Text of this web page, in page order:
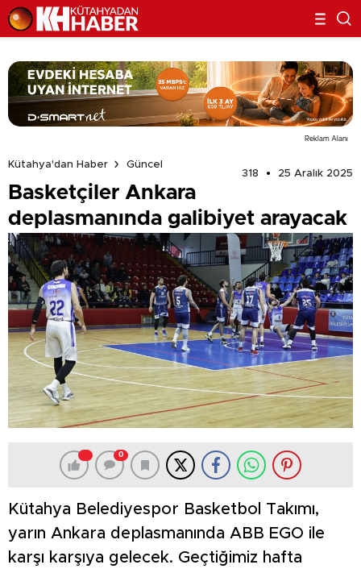
Reklam Alanı
Kütahya'dan Haber
Güncel
318
25 Aralık 2025
Basketçiler Ankara
deplasmanında galibiyet arayacak
0
Kütahya Belediyespor Basketbol Takımı,
yarın Ankara deplasmanında ABB EGO ile
karşı karşıya gelecek. Geçtiğimiz hafta